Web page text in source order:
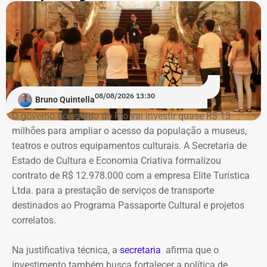
Instagram sobre Búzios — Foto: Reprodução.
Na ação, a prefeitura também pede informações
cadastrais, endereços eletrônicos, telefones, IPs,
dispositivos utilizados, histórico de nomes,
administradores atuais e anteriores, contas vinculadas,
meios de recuperação, contas publicitárias e dados de
pagamento. Com isso, a Meta também seria obrigada a
elaborar uma tabela comparativa, indicando se os perfis
compartilham telefones, dispositivos, endereços de IP,
administradores, contas de anúncios, meios de
pagamento ou gerenciadores de negócios.
impulsionamentos e cita morte de
mostra “Abolicionistas Brasileiras”.
Com informações do colunista Ancelmo Gois, do Jornal
“O Globo”.
Bruno Quintella08/08/2026 13:30
O governo do estado do Rio vai investir quase R$ 13
milhões para ampliar o acesso da população a museus,
teatros e outros equipamentos culturais. A Secretaria de
Estado de Cultura e Economia Criativa formalizou
contrato de R$ 12.978.000 com a empresa Elite Turística
Ltda. para a prestação de serviços de transporte
destinados ao Programa Passaporte Cultural e projetos
correlatos.
Na justificativa técnica, a secretaria afirma que o